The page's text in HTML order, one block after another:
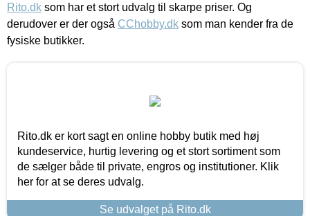
Rito.dk som har et stort udvalg til skarpe priser. Og
derudover er der også CChobby.dk som man kender fra de
fysiske butikker.
Rito.dk er kort sagt en online hobby butik med høj
kundeservice, hurtig levering og et stort sortiment som
de sælger både til private, engros og institutioner. Klik
her for at se deres udvalg.
Se udvalget på Rito.dk